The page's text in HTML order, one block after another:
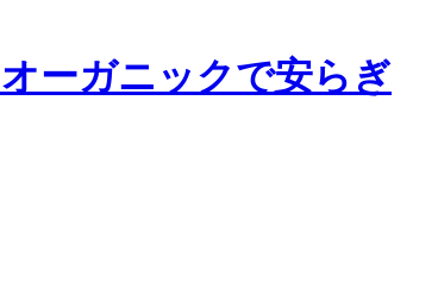
ーガニックで安らぎ